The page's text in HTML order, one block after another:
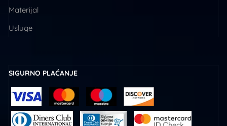
Materijal
Usluge
SIGURNO PLAĆANJE